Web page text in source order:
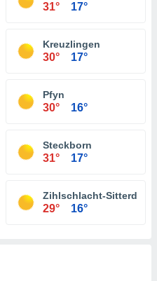
31° 17°
Kreuzlingen
30° 17°
Pfyn
30° 16°
Steckborn
31° 17°
Zihlschlacht-Sitterdorf
29° 16°